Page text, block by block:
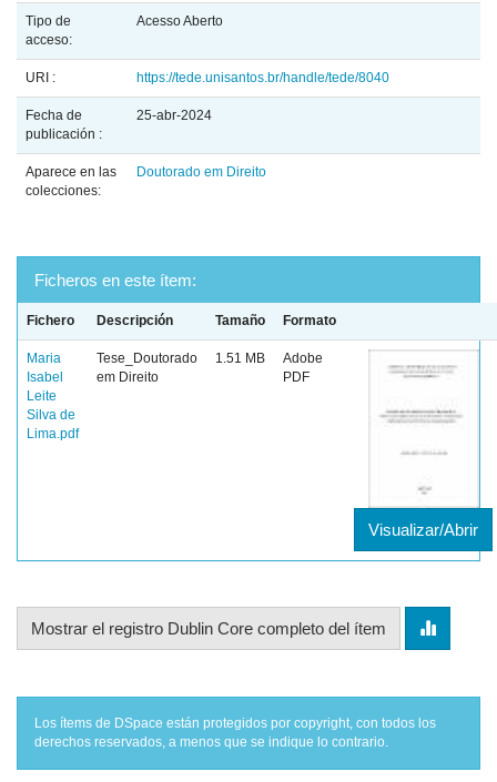
Tipo de
acceso:
Acesso Aberto
URI : https://tede.unisantos.br/handle/tede/8040
Fecha de
publicación :
25-abr-2024
Aparece en las
colecciones:
Doutorado em Direito
Ficheros en este ítem:
Fichero Descripción Tamaño Formato
Maria
Isabel
Leite
Silva de
Lima.pdf
Tese_Doutorado
em Direito
1.51 MB
Adobe
PDF
Visualizar/Abrir
Mostrar el registro Dublin Core completo del ítem
Los ítems de DSpace están protegidos por copyright, con todos los
derechos reservados, a menos que se indique lo contrario.